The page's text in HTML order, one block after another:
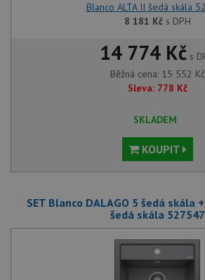
Blanco ALTA II šedá skála
8 181 Kčs DPH
14 774 Kč s
Běžná cena: 15 552 Kč
Sleva: 778 Kč
SKLADEM
KOUPIT
SET Blanco DALAGO 5 šedá skála
šedá skála 527547